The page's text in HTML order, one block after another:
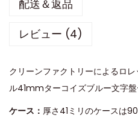
配送＆返品
レビュー (4)
クリーンファクトリーによるロ
ル41mmターコイズブルー文字
ケース： 厚さ41ミリのケースは